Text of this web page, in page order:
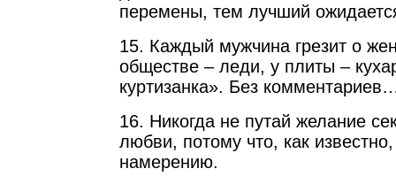
перемены, тем лучший
15. Каждый мужчина грезит о
обществе – леди, у плиты –
куртизанка». Без
16. Никогда не путай желание
любви, потому что, как
намерению.